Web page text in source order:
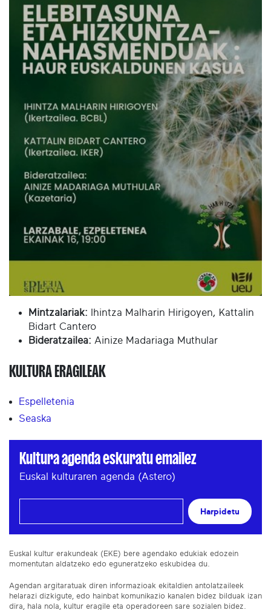
Mintzalariak: Ihintza Malharin Hirigoyen, Kattalin
Bidart Cantero
Bideratzailea: Ainize Madariaga Muthular
KULTURA ERAGILEAK
Espelletenia
Seaska
Kultura agenda eskuratu emailez
Euskal kulturaren agenda (Astero)
Harpidetu
Euskal kultur erakundeak (EKE) bere agendako edukiak edozein
momentutan aldatzeko edo eguneratzeko eskubidea du.
Agendan argitaratuak diren informazioak ekitaldien antolatzaileek
helarazi dizkigute, edo hainbat komunikazio kanalen bidez bilduak izan
dira, hala nola, kultur eragile eta operadoreen sare sozialen bidez.